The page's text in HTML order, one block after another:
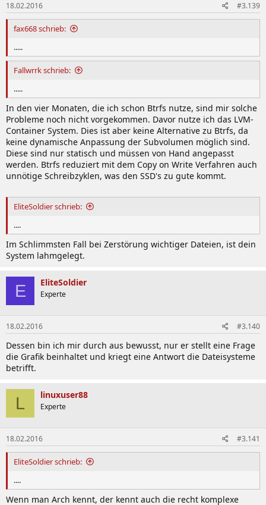
18.02.2016 #3.139
fax668 schrieb:
.....
Fallwrrk schrieb:
.....
In den vier Monaten, die ich schon Btrfs nutze, sind mir solche
Probleme noch nicht vorgekommen. Davor nutze ich das LVM-
Container System. Dies ist aber keine Alternative zu Btrfs, da
keine dynamische Anpassung der Subvolumen möglich sind.
Diese sind nur statisch und müssen von Hand angepasst
werden. Btrfs reduziert mit dem Copy on Write Verfahren auch
unnötige Schreibzyklen, was den SSD's zu gute kommt.
EliteSoldier schrieb:
....
Im Schlimmsten Fall bei Zerstörung wichtiger Dateien, ist dein
System lahmgelegt.
E EliteSoldier
Experte
18.02.2016 #3.140
Dessen bin ich mir durch aus bewusst, nur er stellt eine Frage
die Grafik beinhaltet und kriegt eine Antwort die Dateisysteme
betrifft.
L linuxuser88
Experte
18.02.2016 #3.141
EliteSoldier schrieb:
....
Wenn man Arch kennt, der kennt auch die recht komplexe